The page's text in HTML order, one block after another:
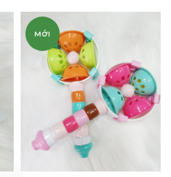
MỚI